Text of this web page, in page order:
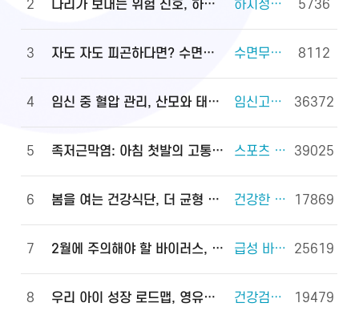
2 다리가 보내는 위험 신호, 하지정맥류 하지정맥류 외 3건 5736
3 자도 자도 피곤하다면? 수면무호흡증 진단·관리법 수면무호흡증 외 2건 8112
4 임신 중 혈압 관리, 산모와 태아를 지키는 첫걸음 임신고혈압과 전자간증(임신중독증) 외 4건 36372
5 족저근막염: 아침 첫발의 고통, 원인과 대처법 스포츠 손상과 안전(족관절(발목 관절) 손상) 외 2건 39025
6 봄을 여는 건강식단, 더 균형 있게! 건강한 체중조절을 위한 식사 외 6건 17869
7 2월에 주의해야 할 바이러스, 이렇게 예방하세요! 급성 바이러스 위장관염 외 2건 25619
8 우리 아이 성장 로드맵, 영유아 건강검진으로 완성하세요! 건강검진(국가건강검진) 외 2건 19479